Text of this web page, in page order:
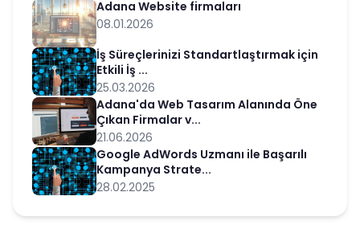
Adana Website firmaları
08.01.2026
İş Süreçlerinizi Standartlaştırmak için
Etkili İş ...
25.03.2026
Adana'da Web Tasarım Alanında Öne
Çıkan Firmalar v...
21.06.2026
Google AdWords Uzmanı ile Başarılı
Kampanya Strate...
28.02.2025